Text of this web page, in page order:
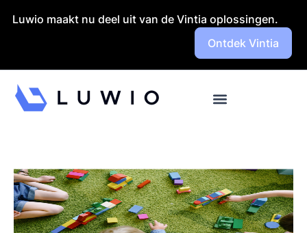
Luwio maakt nu deel uit van de Vintia oplossingen.
Ontdek Vintia